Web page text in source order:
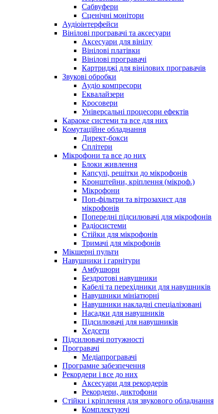
Сабвуфери
Сценічні монітори
Аудіоінтерфейси
Вінілові програвачі та аксесуари
Аксесуари для вінілу
Вінілові платівки
Вінілові програвачі
Картриджі для вінілових програвачів
Звукові обробки
Аудіо компресори
Еквалайзери
Кросовери
Універсальні процесори ефектів
Караоке системи та все для них
Комутаційне обладнання
Директ-бокси
Сплітери
Мікрофони та все до них
Блоки живлення
Капсулі, решітки до мікрофонів
Кронштейни, кріплення (мікроф.)
Мікрофони
Поп-фільтри та вітрозахист для
мікрофонів
Попередні підсилювачі для мікрофонів
Радіосистеми
Стійки для мікрофонів
Тримачі для мікрофонів
Мікшерні пульти
Навушники і гарнітури
Амбушюри
Бездротові навушники
Кабелі та перехідники для навушників
Навушники мініатюрні
Навушники накладні спеціалізовані
Насадки для навушників
Підсилювачі для навушників
Хедсети
Підсилювачі потужності
Програвачі
Медіапрогравачі
Програмне забезпечення
Рекордери і все до них
Аксесуари для рекордерів
Рекордери, диктофони
Стійки і кріплення для звукового обладнання
Комплектуючі